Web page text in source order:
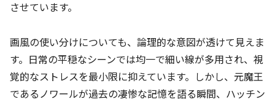
させています。
画風の使い分けについても、論理的な意図が透けて見えま
す。日常の平穏なシーンでは均一で細い線が多用され、視
覚的なストレスを最小限に抑えています。しかし、元魔王
であるノワールが過去の凄惨な記憶を語る瞬間、ハッチン